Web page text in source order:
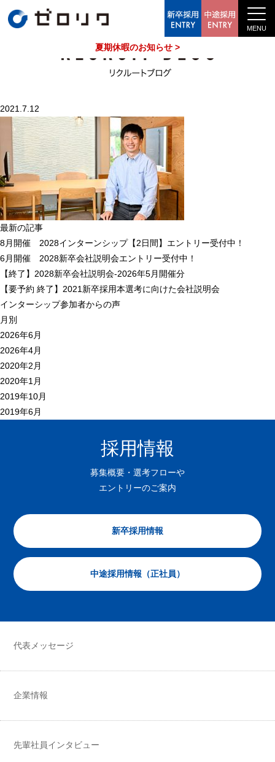
中途採用情報
夏期休暇のお知らせ >
2021.7.12
最新の記事
8月開催 2028インターンシップ【2日間】エントリー受付中！
6月開催 2028新卒会社説明会エントリー受付中！
【終了】2028新卒会社説明会-2026年5月開催分
【要予約 終了】2021新卒採用本選考に向けた会社説明会
インターシップ参加者からの声
月別
2026年6月
2026年4月
2020年2月
2020年1月
2019年10月
2019年6月
採用情報
募集概要・選考フローや
エントリーのご案内
新卒採用情報
中途採用情報（正社員）
代表メッセージ
企業情報
先輩社員インタビュー